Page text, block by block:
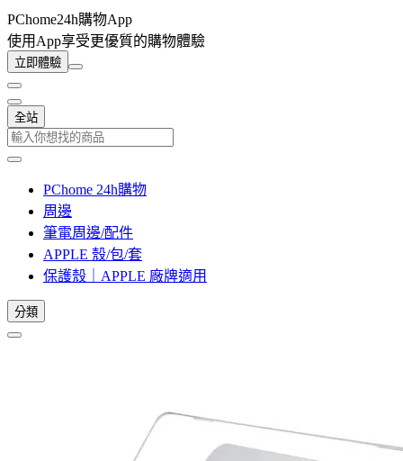
PChome24h購物App
使用App享受更優質的購物體驗
立即體驗
全站
PChome 24h購物
周邊
筆電周邊/配件
APPLE 殼/包/套
保護殼｜APPLE 廠牌適用
分類